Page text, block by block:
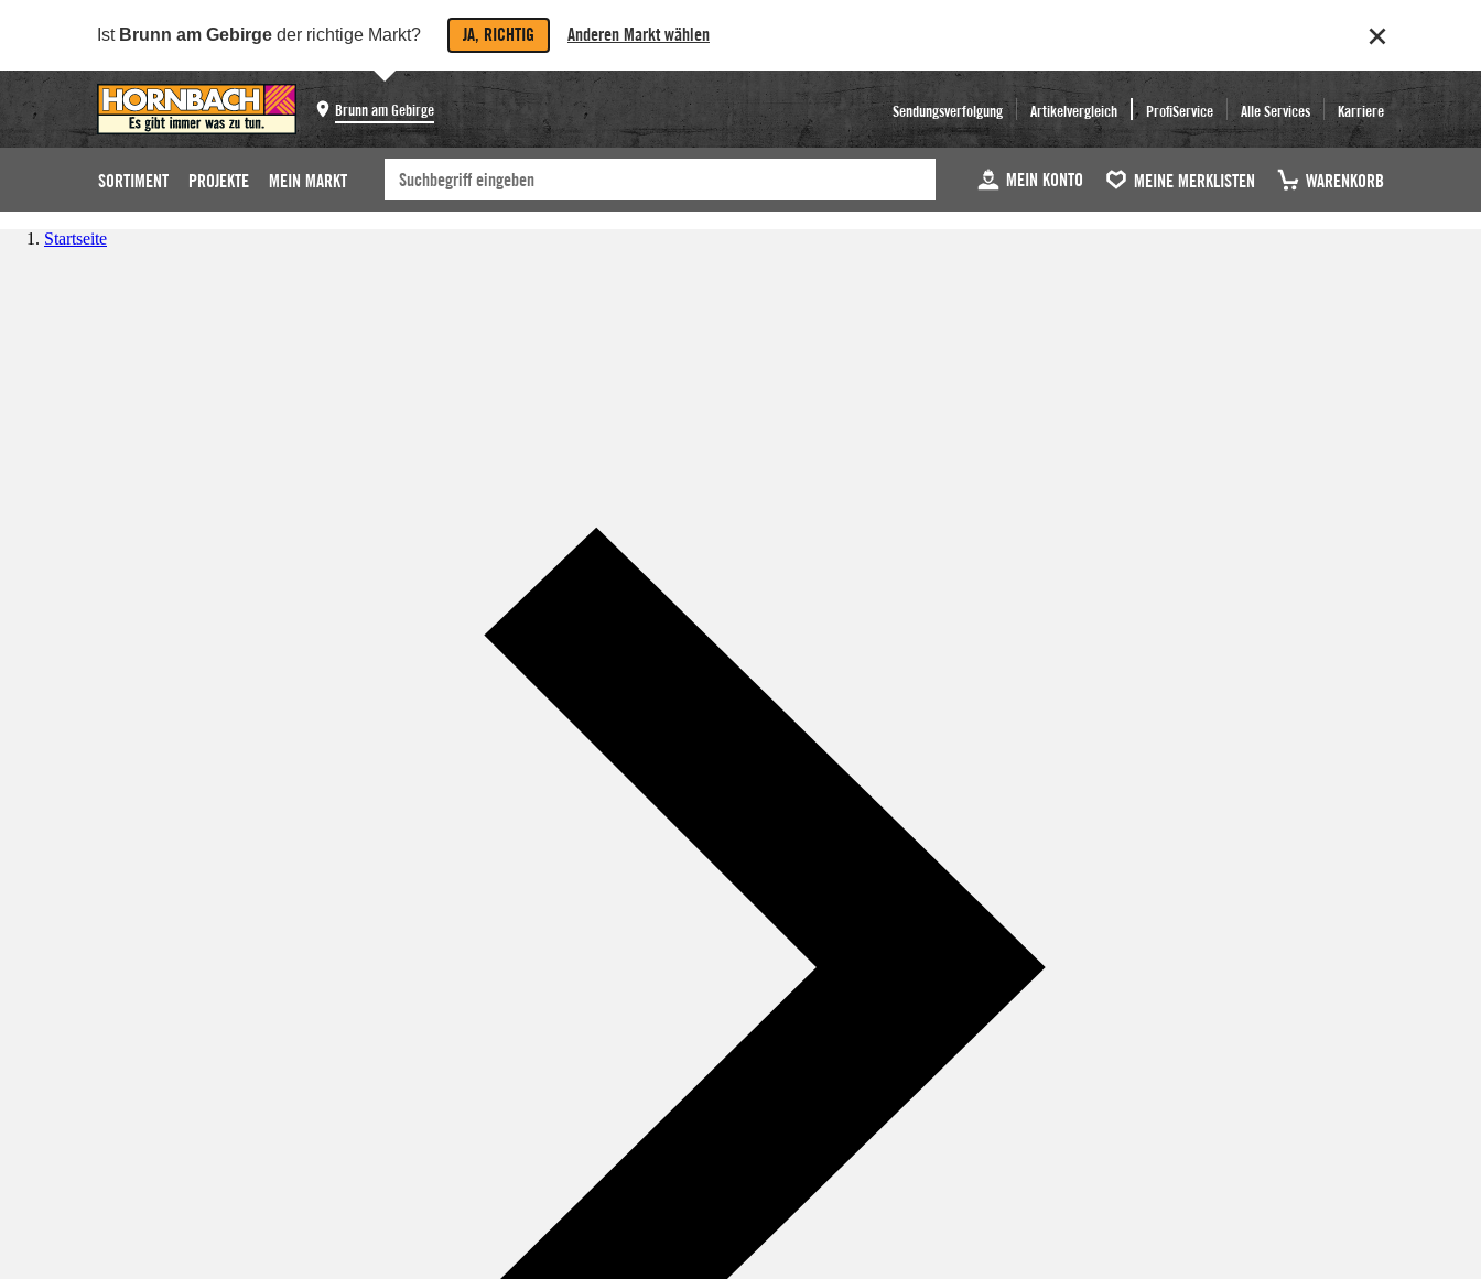
Ist Brunn am Gebirge der richtige Markt? JA, RICHTIG Anderen Markt wählen
Brunn am Gebirge Sendungsverfolgung Artikelvergleich ProfiService Alle Services Karriere
SORTIMENT PROJEKTE MEIN MARKT MEIN KONTO MEINE MERKLISTEN WARENKORB
Startseite